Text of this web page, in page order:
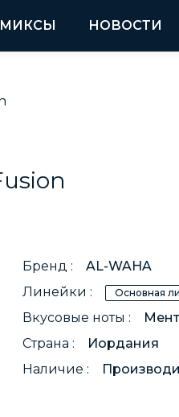
МИКСЫ НОВОСТИ
Бренд :
AL-WAHA
Линейки :
Основная
Вкусовые ноты :
Страна :
Иордания
Наличие :